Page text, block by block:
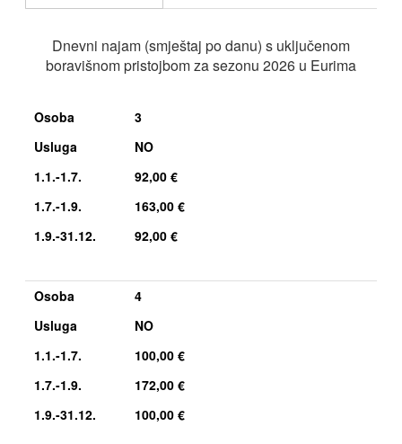
Dnevni najam (smještaj po danu) s uključenom
boravišnom pristojbom za sezonu 2026 u Eurima
Osoba
3
Usluga
NO
1.1.-1.7.
92,00 €
1.7.-1.9.
163,00 €
1.9.-31.12.
92,00 €
Osoba
4
Usluga
NO
1.1.-1.7.
100,00 €
1.7.-1.9.
172,00 €
1.9.-31.12.
100,00 €